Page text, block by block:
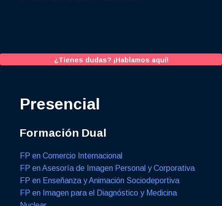
¿Tienes dudas? ¡Hablamos aquí!
Presencial
Formación Dual
FP en Comercio Internacional
FP en Asesoría de Imagen Personal y Corporativa
FP en Enseñanza y Animación Sociodeportiva
FP en Imagen para el Diagnóstico y Medicina